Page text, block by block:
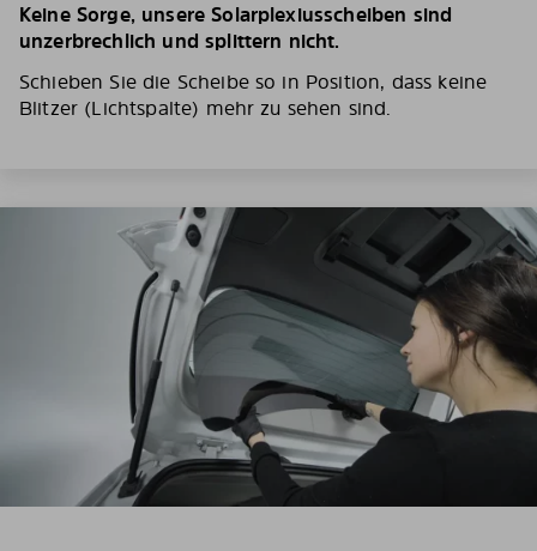
Keine Sorge, unsere Solarplexiusscheiben sind
unzerbrechlich und splittern nicht.
Schieben Sie die Scheibe so in Position, dass keine
Blitzer (Lichtspalte) mehr zu sehen sind.